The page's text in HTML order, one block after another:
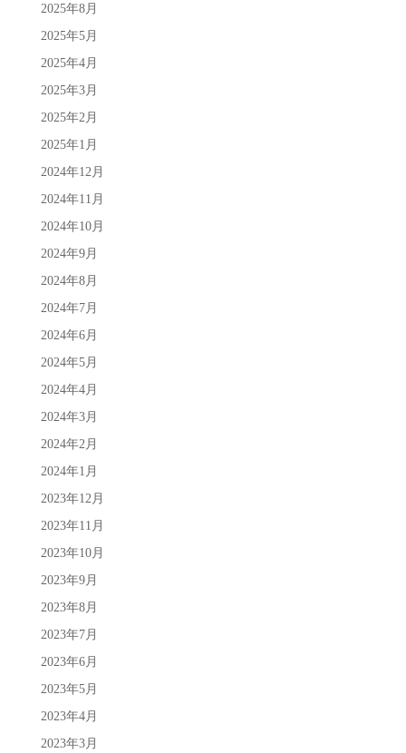
2025年8月
2025年5月
2025年4月
2025年3月
2025年2月
2025年1月
2024年12月
2024年11月
2024年10月
2024年9月
2024年8月
2024年7月
2024年6月
2024年5月
2024年4月
2024年3月
2024年2月
2024年1月
2023年12月
2023年11月
2023年10月
2023年9月
2023年8月
2023年7月
2023年6月
2023年5月
2023年4月
2023年3月